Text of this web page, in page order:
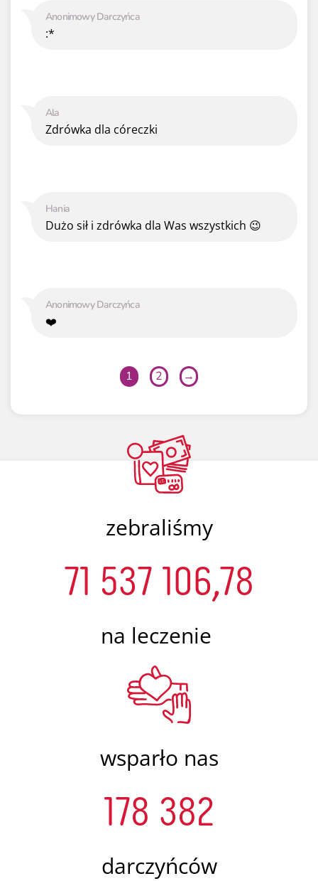
Anonimowy Darczyńca
❤️
Hania
Dużo sił i zdrówka dla Was wszystkich 😉
Ala
Zdrówka dla córeczki
Anonimowy Darczyńca
:*
1 2 →
zebraliśmy
71 537 106,78
na leczenie
wsparło nas
178 382
darczyńców